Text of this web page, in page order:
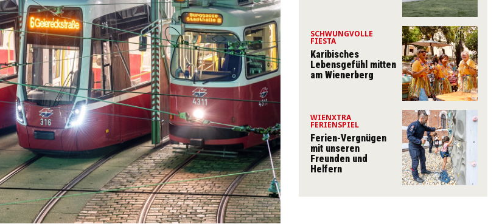
SCHWUNGVOLLE
FIESTA
Karibisches
Lebensgefühl mitten
am Wienerberg
WIENXTRA
FERIENSPIEL
Ferien-Vergnügen
mit unseren
Freunden und
Helfern